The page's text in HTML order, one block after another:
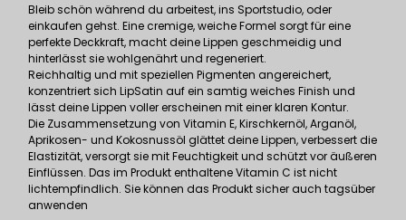
Bleib schön während du arbeitest, ins Sportstudio, oder
einkaufen gehst. Eine cremige, weiche Formel sorgt für eine
perfekte Deckkraft, macht deine Lippen geschmeidig und
hinterlässt sie wohlgenährt und regeneriert.
Reichhaltig und mit speziellen Pigmenten angereichert,
konzentriert sich LipSatin auf ein samtig weiches Finish und
lässt deine Lippen voller erscheinen mit einer klaren Kontur.
Die Zusammensetzung von Vitamin E, Kirschkernöl, Arganöl,
Aprikosen- und Kokosnussöl glättet deine Lippen, verbessert die
Elastizität, versorgt sie mit Feuchtigkeit und schützt vor äußeren
Einflüssen. Das im Produkt enthaltene Vitamin C ist nicht
lichtempfindlich. Sie können das Produkt sicher auch tagsüber
anwenden